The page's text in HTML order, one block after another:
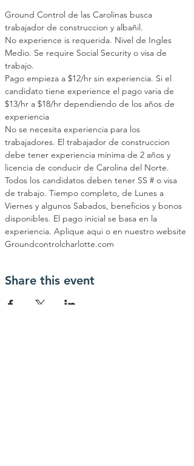
Ground Control de las Carolinas busca
trabajador de construccion y albañil.
No experience is requerida. Nivel de Ingles
Medio. Se require Social Security o visa de
trabajo.
Pago empieza a $12/hr sin experiencia. Si el
candidato tiene experience el pago varia de
$13/hr a $18/hr dependiendo de los años de
experiencia
No se necesita experiencia para los
trabajadores. El trabajador de construccion
debe tener experiencia mínima de 2 años y
licencia de conducir de Carolina del Norte.
Todos los candidatos deben tener SS # o visa
de trabajo. Tiempo completo, de Lunes a
Viernes y algunos Sabados, beneficios y bonos
disponibles. El pago inicial se basa en la
experiencia. Aplique aqui o en nuestro website
Groundcontrolcharlotte.com
Share this event